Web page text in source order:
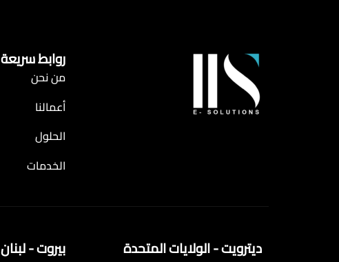
روابط سريعة
من نحن
أعمالنا
الحلول
الخدمات
ديترويت - الولايات المتحدة
بيروت - لبنان